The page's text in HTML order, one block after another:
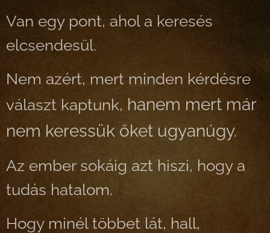
Van egy pont, ahol a keresés
elcsendesül.
Nem azért, mert minden kérdésre
választ kaptunk, hanem mert már
nem keressük őket ugyanúgy.
Az ember sokáig azt hiszi, hogy a
tudás hatalom.
Hogy minél többet lát, hall,